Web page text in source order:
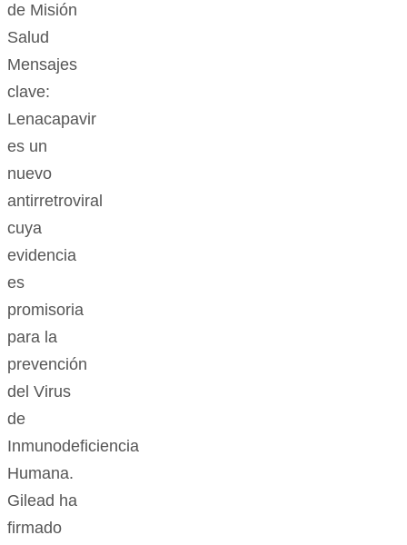
de Misión
Salud
Mensajes
clave:
Lenacapavir
es un
nuevo
antirretroviral
cuya
evidencia
es
promisoria
para la
prevención
del Virus
de
Inmunodeficiencia
Humana.
Gilead ha
firmado